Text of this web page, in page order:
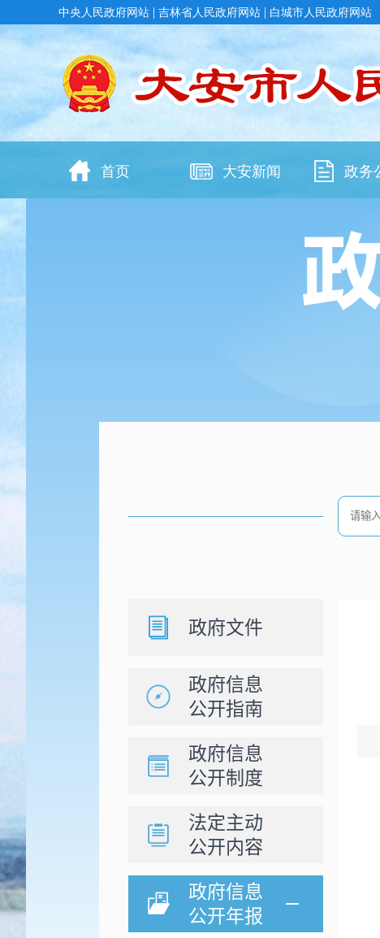
政府文件
政府信息
公开指南
政府信息
公开制度
法定主动
公开内容
政府信息
公开年报